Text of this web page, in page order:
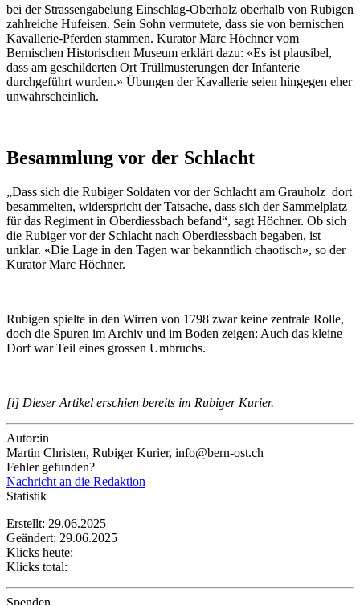
Außerdem geben wir Informationen zu Ihrer Verwendung
unserer Website an unsere Partner für soziale Medien,
Werbung und Analysen weiter. Unsere Partner führen diese
Informationen möglicherweise mit weiteren Daten
die Sie ihnen bereitgestellt haben oder die sie im Rahmen
bei der Strassengabelung Einschlag-Oberholz oberhalb von Rubigen
zahlreiche Hufeisen. Sein Sohn vermutete, dass sie von bernischen
Kavallerie-Pferden stammen. Kurator Marc Höchner vom
Bernischen Historischen Museum erklärt dazu: «Es ist plausibel,
dass am geschilderten Ort Trüllmusterungen der Infanterie
durchgeführt wurden.» Übungen der Kavallerie seien hingegen eher
unwahrscheinlich.
Besammlung vor der Schlacht
„Dass sich die Rubiger Soldaten vor der Schlacht am Grauholz dort
besammelten, widerspricht der Tatsache, dass sich der Sammelplatz
für das Regiment in Oberdiessbach befand“, sagt Höchner. Ob sich
die Rubiger vor der Schlacht nach Oberdiessbach begaben, ist
unklar. «Die Lage in den Tagen war bekanntlich chaotisch», so der
Kurator Marc Höchner.
Rubigen spielte in den Wirren von 1798 zwar keine zentrale Rolle,
doch die Spuren im Archiv und im Boden zeigen: Auch das kleine
Dorf war Teil eines grossen Umbruchs.
[i] Dieser Artikel erschien bereits im Rubiger Kurier.
Autor:in
Martin Christen, Rubiger Kurier, info@bern-ost.ch
Fehler gefunden?
Nachricht an die Redaktion
Statistik
Erstellt: 29.06.2025
Geändert: 29.06.2025
Klicks heute:
Klicks total:
Spenden